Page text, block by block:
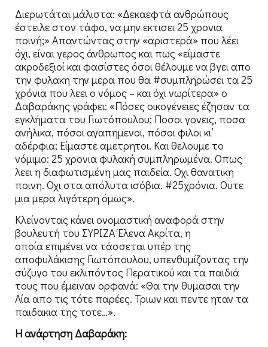
Διερωτάται μάλιστα: «Δεκαεφτά ανθρώπους
έστειλε στον τάφο, να μην εκτισει 25 χρονια
ποινή;» Απαντώντας στην «αριστερά» που λέει
όχι, είναι γερος άνθρωπος και πως «είμαστε
ακροδεξιοί και φασίστες όσοι θέλουμε να βγει απο
την φυλακη την μερα που θα #συμπληρώσει τα 25
χρόνια που λεει ο νόμος – και όχι νωρίτερα» ο
Δαβαράκης γράφει: «Πόσες οικογένειες έζησαν τα
εγκλήματα του Γιωτόπουλου; Ποσοι γονεις, ποσα
ανήλικα, πόσοι αγαπημενοι, πόσοι φιλοι κι’
αδέρφια; Είμαστε αμετρητοι. Και θελουμε το
νόμιμο: 25 χρονια φυλακή συμπληρωμένα. Οπως
λεει η διαφωτισμένη μας παιδεία. Οχι θανατικη
ποινη. Οχι στα απόλυτα ισόβια. #25χρόνια. Ουτε
μια μερα λιγότερη όμως».
Κλείνοντας κάνει ονομαστική αναφορά στην
βουλευτή του ΣΥΡΙΖΑ Έλενα Ακρίτα, η
οποία επιμένει να τάσσεται υπέρ της
αποφυλάκισης Γιωτόπουλου, υπενθυμίζοντας την
σύζυγο του εκλιπόντος Περατικού και τα παιδιά
τους που έμειναν ορφανά: «Θα την θυμασαι την
Λία απο τις τότε παρέες. Τριων και πεντε ηταν τα
παιδακια της τοτε…».
Η ανάρτηση Δαβαράκη: